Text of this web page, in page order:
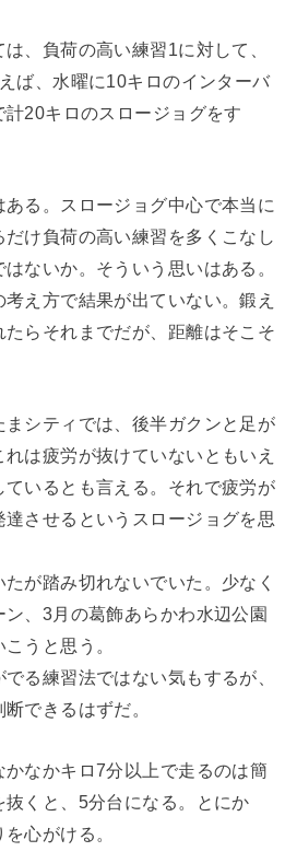
、負荷の高い練習1に対して、
ば、水曜に10キロのインターバ
計20キロのスロージョグをす
る。スロージョグ中心で本当に
け負荷の高い練習を多くこなし
ないか。そういう思いはある。
え方で結果が出ていない。鍛え
らそれまでだが、距離はそこそ
シティでは、後半ガクンと足が
れは疲労が抜けていないともいえ
ているとも言える。それで疲労が
させるというスロージョグを思
が踏み切れないでいた。少なく
ン、3月の葛飾あらかわ水辺公園
うと思う。
る練習法ではない気もするが、
できるはずだ。
なかキロ7分以上で走るのは簡
くと、5分台になる。とにか
心がける。